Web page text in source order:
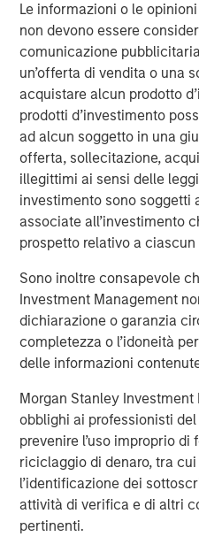
Le informazioni o le
non devono essere
comunicazione
un’offerta di vendita o una
acquistare alcun prodotto
prodotti d’investimento
ad alcun soggetto in una
offerta, sollecitazione,
illegittimi ai sensi delle
investimento sono soggetti
associate all’investimento
prospetto relativo a
Sono inoltre consapevole
Investment Management
dichiarazione o garanzia
completezza o l’idoneità
delle informazioni
Morgan Stanley
obblighi ai professionisti
prevenire l’uso improprio
riciclaggio di denaro, tra
l’identificazione dei
attività di verifica e di altri
pertinenti.
considerable time
greater capex supports the
more business or revenue
which typically supports
Tech capex has material
As seen in Display 1,the
remained relatively
uncertainty—a strong
work. The artificial
speed, undeterred by either
uncertainties. Not only are
with excellent cash flows
The economic multiplier of
for example, steel
data centers, industrials
power-hungry AI models.
But it is not just tech
This dynamic is not
Other (less discussed)
increase their capex during
what we expect will be